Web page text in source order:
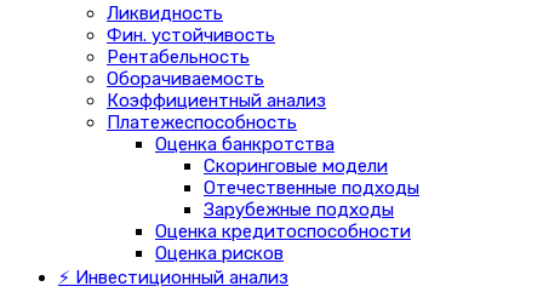
Ликвидность
Фин. устойчивость
Рентабельность
Оборачиваемость
Коэффициентный анализ
Платежеспособность
Оценка банкротства
Скоринговые модели
Отечественные подходы
Зарубежные подходы
Оценка кредитоспособности
Оценка рисков
⚡ Инвестиционный анализ